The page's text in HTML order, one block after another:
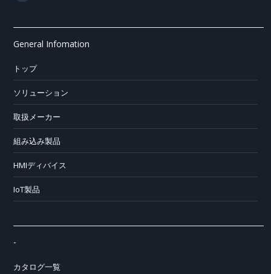
General Infomation
トップ
ソリューション
取扱メーカー
組み込み製品
HMIディバイス
IoT製品
-
カタログ一覧